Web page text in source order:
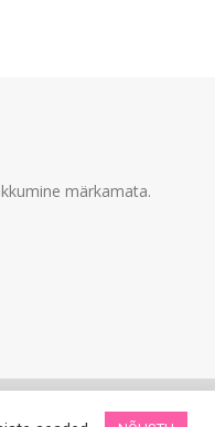
märkamata.